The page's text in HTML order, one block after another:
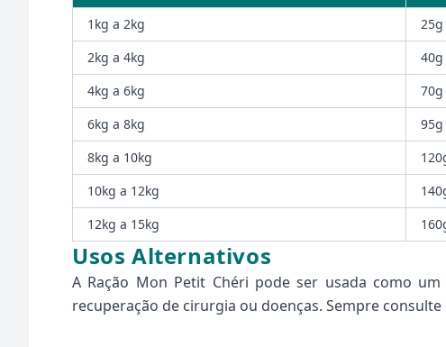
1kg a 2kg
25g
2kg a 4kg
40g
4kg a 6kg
70g
6kg a 8kg
95g
8kg a 10kg
10kg a 12kg
12kg a 15kg
Usos Alternativos
A Ração Mon Petit Chéri pode ser usada como
recuperação de cirurgia ou doenças. Sempre